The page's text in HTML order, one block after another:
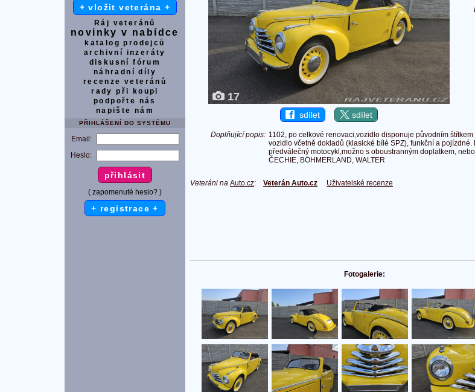
+ vložit veterána +
Ráj veteránů
novinky v nabídce
katalog prodejců
archivní inzeráty
diskusní fórum
náhradní díly
recenze veteránů
rady při koupi
podpořte nás
napište nám
PŘIHLÁŠENÍ DO SYSTÉMU
Email:
Heslo:
( zapomenuté heslo? )
+ registrace +
17
sdílet sdílet
Doplňující popis: 1102, po celkové renovaci,vozidlo disponuje původním
vozidlo včetně dokladů (klasické bílé SPZ), funkční a
předválečný motocykl,možno s oboustranným doplatkem,
ČECHIE, BÖHMERLAND, WALTER
Veteráni na Auto.cz: Veterán Auto.cz Uživatelské recenze
Fotogalerie: